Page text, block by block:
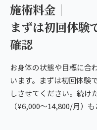
施術料金｜
まずは初回体験
確認
お身体の状態や目標に合
います。まずは初回体験
しさせてください。続け
（¥6,000〜14,800/月）